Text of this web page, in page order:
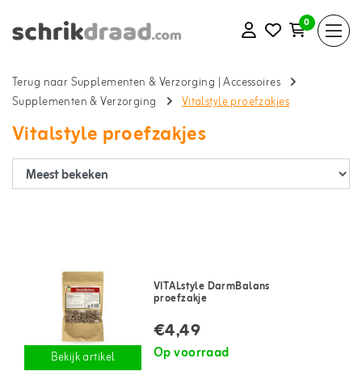
0
Terug naar Supplementen & Verzorging |Accessoires
Supplementen & Verzorging
Vitalstyle proefzakjes
Vitalstyle proefzakjes
Bekijk artikel
VITALstyle DarmBalans
proefzakje
€4,49
Op voorraad